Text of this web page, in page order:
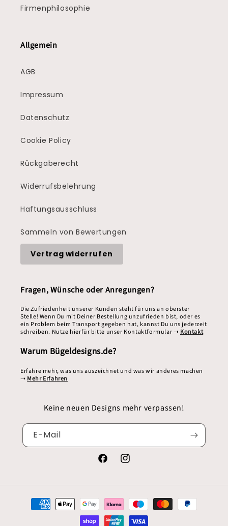
Firmenphilosophie
Allgemein
AGB
Impressum
Datenschutz
Cookie Policy
Rückgaberecht
Widerrufsbelehrung
Haftungsausschluss
Sammeln von Bewertungen
Vertrag widerrufen
Fragen, Wünsche oder Anregungen?
Die Zufriedenheit unserer Kunden steht für uns an oberster
Stelle! Wenn Du mit Deiner Bestellung unzufrieden bist, oder es
ein Problem beim Transport gegeben hat, kannst Du uns jederzeit
schreiben. Nutze hierfür bitte unser Kontaktformular ➝ Kontakt
Warum Bügeldesigns.de?
Erfahre mehr, was uns auszeichnet und was wir anderes machen
➝Mehr Erfahren
Keine neuen Designs mehr verpassen!
E-Mail
FacebookInstagram
Zahlungsmethoden